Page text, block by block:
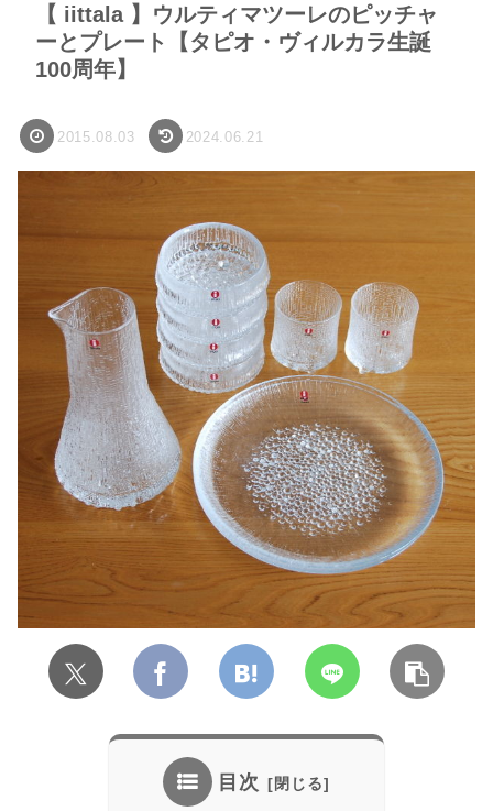
【 iittala 】ウルティマツーレのピッチャ
ーとプレート【タピオ・ヴィルカラ生誕
100周年】
2015.08.03 2024.06.21
目次